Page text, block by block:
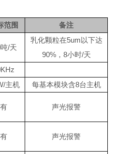
范围 备注
吨/天
乳化颗粒在5um以下达
90%， 8小时/天
主机 每基本模块含8台主机
有 声光报警
有 声光报警